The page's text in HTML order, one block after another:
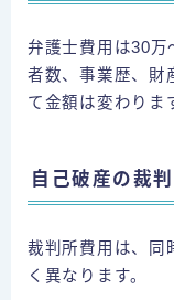
弁護士費用は30万
者数、事業歴、財
て金額は変わりま
自己破産の裁
裁判所費用は、同
く異なります。